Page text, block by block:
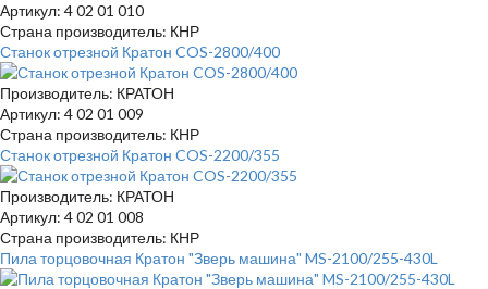
Артикул: 4 02 01 010
Страна производитель: КНР
Станок отрезной Кратон COS-2800/400
Производитель: КРАТОН
Артикул: 4 02 01 009
Страна производитель: КНР
Станок отрезной Кратон COS-2200/355
Производитель: КРАТОН
Артикул: 4 02 01 008
Страна производитель: КНР
Пила торцовочная Кратон "Зверь машина" MS-2100/255-430L